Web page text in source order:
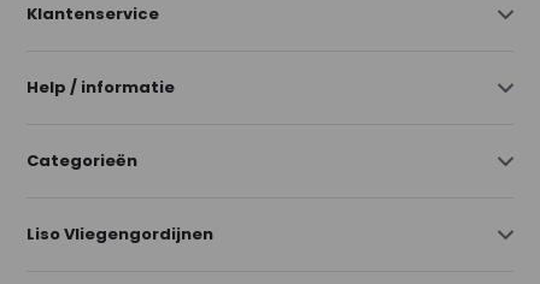
Klantenservice
Help / informatie
Categorieën
Liso Vliegengordijnen